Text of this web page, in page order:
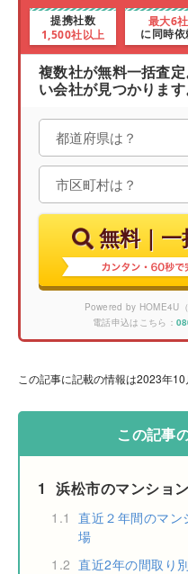
提携社数
1,500社以上
最大6社
に同時依
複数社が無料一括査
い会社が見つかります
無料｜
Powered by HOME4U（
電話申込はこちら：
この記事に記載の情報は2023年
この記事
1 浜松市のマンショ
1.1 直近２年間のマン
場
1.2 直近2年の間取り